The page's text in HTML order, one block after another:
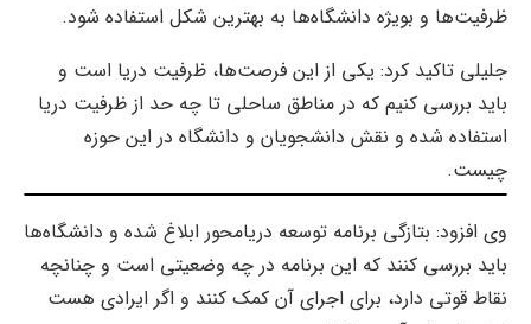
ظرفیت‌ها و بویژه دانشگاه‌ها به بهترین شکل استفاده شود.
جلیلی تاکید کرد: یکی از این فرصت‌ها، ظرفیت دریا است و
باید بررسی کنیم که در مناطق ساحلی تا چه حد از ظرفیت دریا
استفاده شده و نقش دانشجویان و دانشگاه در این حوزه
چیست.
وی افزود: بتازگی برنامه توسعه دریامحور ابلاغ شده و دانشگاه‌ها
باید بررسی کنند که این برنامه در چه وضعیتی است و چنانچه
نقاط قوتی دارد، برای اجرای آن کمک کنند و اگر ایرادی هست